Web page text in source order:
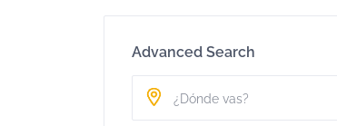
Advanced Search